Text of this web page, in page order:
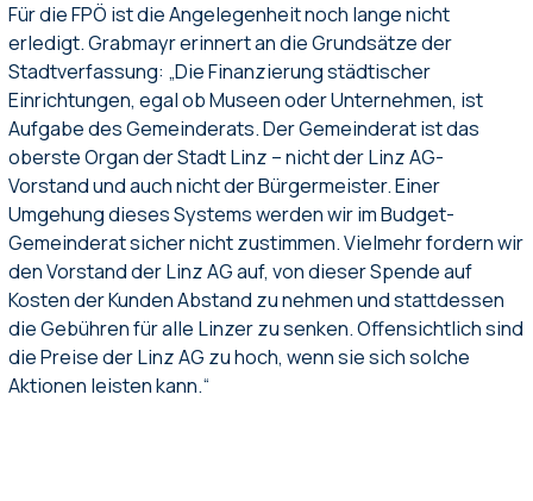
Für die FPÖ ist die Angelegenheit noch lange nicht
erledigt. Grabmayr erinnert an die Grundsätze der
Stadtverfassung: „Die Finanzierung städtischer
Einrichtungen, egal ob Museen oder Unternehmen, ist
Aufgabe des Gemeinderats. Der Gemeinderat ist das
oberste Organ der Stadt Linz – nicht der Linz AG-
Vorstand und auch nicht der Bürgermeister. Einer
Umgehung dieses Systems werden wir im Budget-
Gemeinderat sicher nicht zustimmen. Vielmehr fordern wir
den Vorstand der Linz AG auf, von dieser Spende auf
Kosten der Kunden Abstand zu nehmen und stattdessen
die Gebühren für alle Linzer zu senken. Offensichtlich sind
die Preise der Linz AG zu hoch, wenn sie sich solche
Aktionen leisten kann.“